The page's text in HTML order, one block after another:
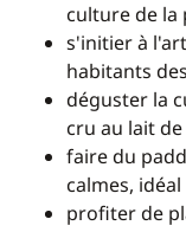
culture de la
s'initier à
habitants
déguster la
cru au lait
faire du
calmes,
profiter de